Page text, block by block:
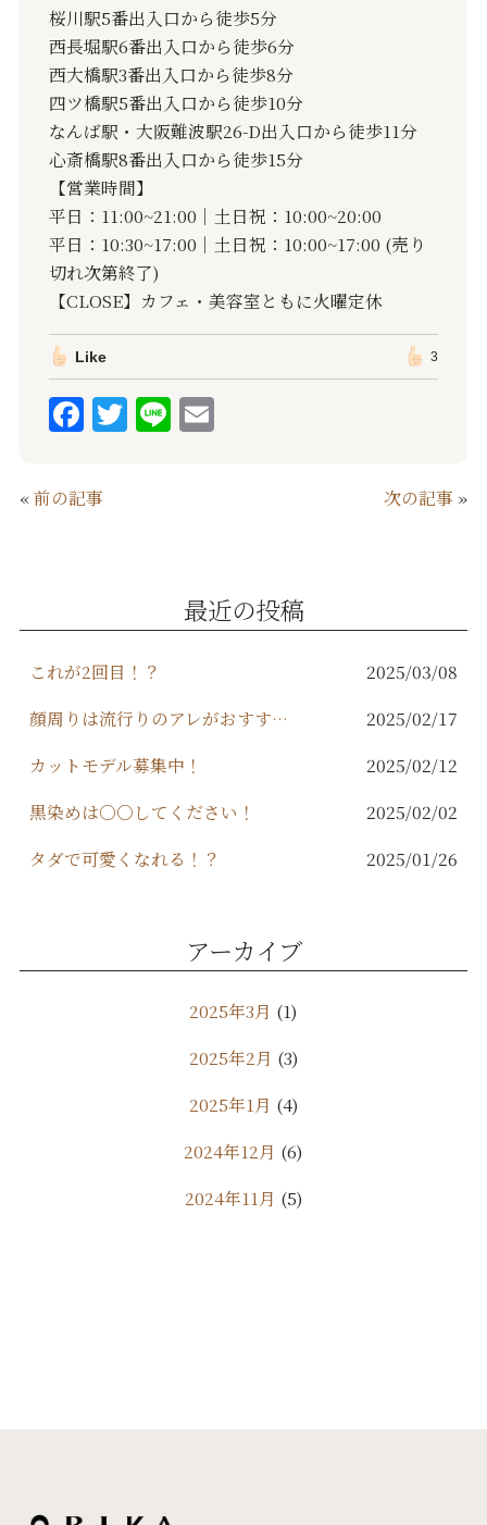
桜川駅5番出入口から徒歩5分
西長堀駅6番出入口から徒歩6分
西大橋駅3番出入口から徒歩8分
四ツ橋駅5番出入口から徒歩10分
なんば駅・大阪難波駅26-D出入口から徒歩11分
心斎橋駅8番出入口から徒歩15分
【営業時間】
平日：11:00~21:00｜土日祝：10:00~20:00
平日：10:30~17:00｜土日祝：10:00~17:00 (売り
切れ次第終了)
【CLOSE】カフェ・美容室ともに火曜定休
Like 3
F
a
c
e
o
k
T
w
Li
n
E
«前の記事 次の記事 »
最近の投稿
これが2回目！？
2025/03/08
顔周りは流行りのアレがおすすめ！
2025/02/17
カットモデル募集中！
2025/02/12
黒染めは○○してください！
2025/02/02
タダで可愛くなれる！？
2025/01/26
アーカイブ
2025年3月 (1)
2025年2月 (3)
2025年1月 (4)
2024年12月 (6)
2024年11月 (5)
2024年6月(18)